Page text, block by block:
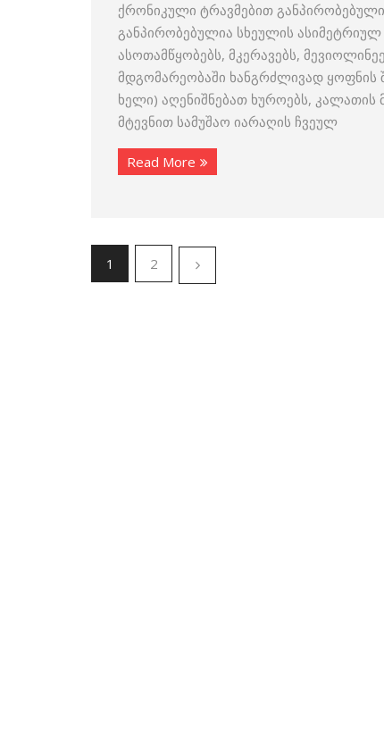
ქრონიკული ტრავმებით
განპირობებულია სხეულის
ასოთამწყობებს, მკერავებს,
მდგომარეობაში ხანგრძლივად ყოფნის
ხელი) აღენიშნებათ ხუროებს,
მტევნით სამუშაო იარაღის ჩვეულ
Read More
1 2